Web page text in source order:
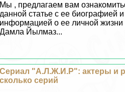
Мы , предлагаем вам
данной статье с ее биографией и
информацией о ее личной жизни
Дамла Йылмаз...
Сериал "А.Л.Ж.И.Р": актеры и
сколько серий